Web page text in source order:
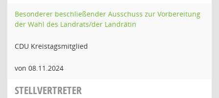
Besonderer beschließender Ausschuss zur Vorbereitung
der Wahl des Landrats/der Landrätin
CDU Kreistagsmitglied
von 08.11.2024
STELLVERTRETER